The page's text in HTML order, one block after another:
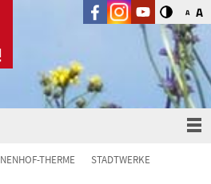
A A
THERME STADTWERKE